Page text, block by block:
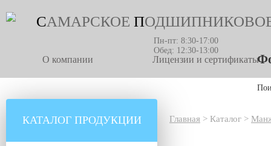
САМАРСКОЕ П
Пн-пт: 8:30-17:00
Обед: 12:30-13:00
О компании Лицензии и сертификаты
КАТАЛОГ ПРОДУКЦИИ Главная > Каталог >